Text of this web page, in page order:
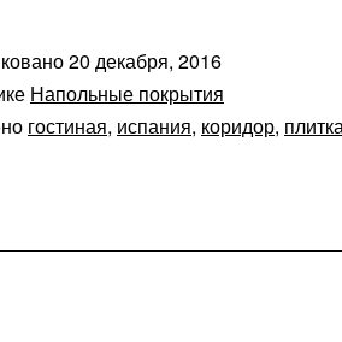
20 декабря, 2016
Напольные покрытия
гостиная, испания, коридор,